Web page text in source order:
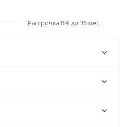
Рассрочка 0% до 36 мес.